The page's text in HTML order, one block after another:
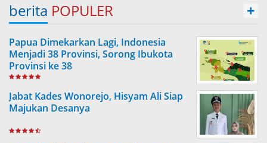
berita POPULER +
Papua Dimekarkan Lagi, Indonesia
Menjadi 38 Provinsi, Sorong Ibukota
Provinsi ke 38
Jabat Kades Wonorejo, Hisyam Ali Siap
Majukan Desanya